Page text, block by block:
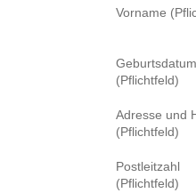
Vorname
(Pflichtfeld)
Adresse und
(Pflichtfeld)
Postleitzahl
(Pflichtfeld)